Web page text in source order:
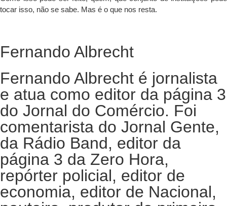
tocar isso, não se sabe. Mas é o que nos resta.
Fernando Albrecht
Fernando Albrecht é jornalista
e atua como editor da página 3
do Jornal do Comércio. Foi
comentarista do Jornal Gente,
da Rádio Band, editor da
página 3 da Zero Hora,
repórter policial, editor de
economia, editor de Nacional,